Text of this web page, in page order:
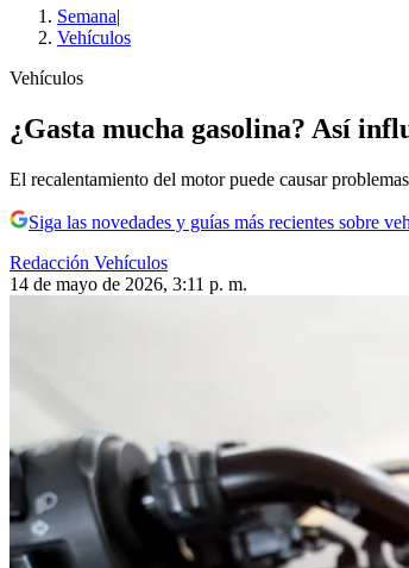
Semana|
Vehículos
Vehículos
¿Gasta mucha gasolina? Así
El recalentamiento del motor puede causar
Siga las novedades y guías más recientes sobre
Redacción Vehículos
14 de mayo de 2026, 3:11 p. m.